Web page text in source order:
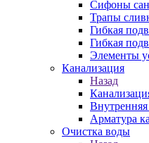
Сифоны
Трапы
Гибкая
Гибкая
Элементы
Канализация
Назад
Арматура
Очистка воды